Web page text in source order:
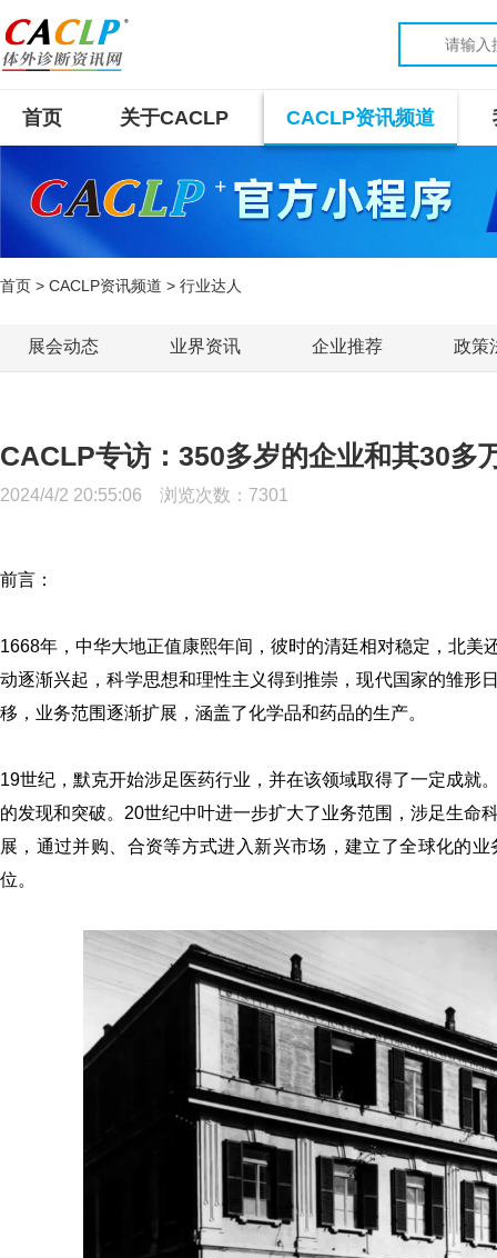
首页 关于CACLP CACLP资讯频道
首页 > CACLP资讯频道 > 行业达人
展会动态 业界资讯 企业推荐 政策
CACLP专访：350多岁的企业和其30多
2024/4/2 20:55:06 浏览次数： 7301
前言：
1668年，中华大地正值康熙年间，彼时的清廷相对稳定，北
动逐渐兴起，科学思想和理性主义得到推崇，现代国家的雏形
移，业务范围逐渐扩展，涵盖了化学品和药品的生产。
19世纪，默克开始涉足医药行业，并在该领域取得了一定成就
的发现和突破。20世纪中叶进一步扩大了业务范围，涉足生命
展，通过并购、合资等方式进入新兴市场，建立了全球化的
位。